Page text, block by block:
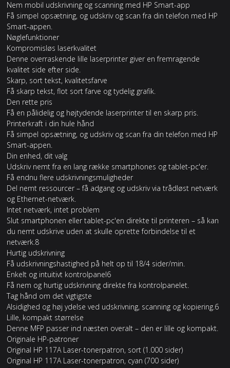
Nem mobil udskrivning og scanning med HP Smart-app
Få simpel opsætning, og udskriv og scan fra din telefon med HP
Smart-appen.
Nøglefunktioner
Kompromisløs laserkvalitet
Denne overraskende lille laserprinter giver en fremragende
kvalitet side efter side.
Skarp, sort tekst, kvalitetsfarve
Få skarp tekst, flot sort farve og tydelig grafik.
Den rette pris
Få en pålidelig og højtydende laserprinter til en skarp pris.
Printerkraft i din hule hånd
Få simpel opsætning, og udskriv og scan fra din telefon med HP
Smart-appen.
Din enhed, dit valg
Udskriv nemt fra en lang række smartphones og tablet-pc'er.
Få endnu flere udskrivningsmuligheder
Del nemt ressourcer – få adgang og udskriv via trådløst netværk
og Ethernet-netværk.
Intet netværk, intet problem
Slut smartphonen eller tablet-pc'en direkte til printeren – så kan
du nemt udskrive uden at skulle oprette forbindelse til et
netværk.8
Hurtig udskrivning
Få udskrivningshastighed på helt op til 18/4 sider/min.
Enkelt og intuitivt kontrolpanel6
Få nem og hurtig udskrivning direkte fra kontrolpanelet.
Tag hånd om det vigtigste
Alsidighed og høj ydelse ved udskrivning, scanning og kopiering.6
Lille, kompakt størrelse
Denne MFP passer ind næsten overalt – den er lille og kompakt.
Originale HP-patroner
Original HP 117A Laser-tonerpatron, sort (1.000 sider)
Original HP 117A Laser-tonerpatron, cyan (700 sider)